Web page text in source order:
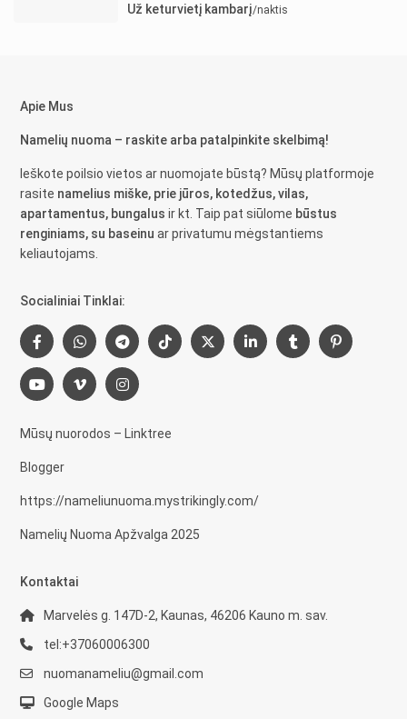
Už keturvietį kambarį/naktis
Apie Mus
Namelių nuoma – raskite arba patalpinkite skelbimą!
Ieškote poilsio vietos ar nuomojate būstą? Mūsų platformoje
rasite namelius miške, prie jūros, kotedžus, vilas,
apartamentus, bungalus ir kt. Taip pat siūlome būstus
renginiams, su baseinu ar privatumu mėgstantiems
keliautojams.
Socialiniai Tinklai:
Mūsų nuorodos – Linktree
Blogger
https://nameliunuoma.mystrikingly.com/
Namelių Nuoma Apžvalga 2025
Kontaktai
Marvelės g. 147D-2, Kaunas, 46206 Kauno m. sav.
tel:+37060006300
nuomanameliu@gmail.com
Google Maps